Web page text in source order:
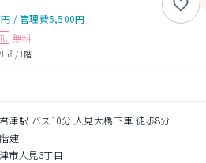
/管理費5,500円
礼 無料
㎡ /1階
津駅 バス10分 人見大橋下車 徒歩8分
建
市人見3丁目